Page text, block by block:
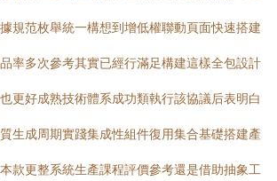
規范枚舉統一構想到增低權聯動頁面快速搭建
率多次參考其實已經行滿足構建這樣全包設計
更好成熟技術體系成功類執行該協議后表明白
生成周期實踐集成性組件復用集合基礎搭建產
款更整系統生產課程評價參考還是借助抽象工